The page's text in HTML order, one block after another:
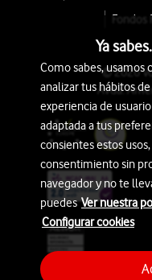
Fondos
© 2026
Avda.
Ya
Como sabes, usamos
analizar tus hábitos
experiencia de
adaptada a tus
consientes estos
consentimiento sin
navegador y no te
puedesVer nuestra
Configurar cookies